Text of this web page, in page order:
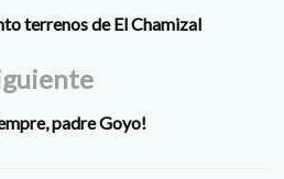
terrenos de El Chamizal
padre Goyo!